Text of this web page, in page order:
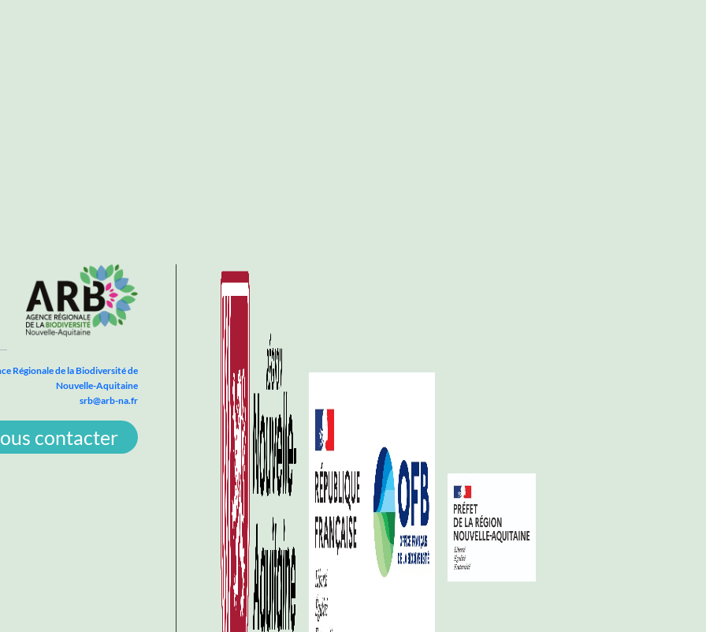
Régionale de la Biodiversité de
Nouvelle-Aquitaine
srb@arb-na.fr
contacter